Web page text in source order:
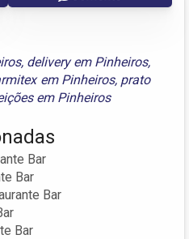
, delivery em Pinheiros,
em Pinheiros, prato
em Pinheiros
Bar
Bar
Bar
Bar